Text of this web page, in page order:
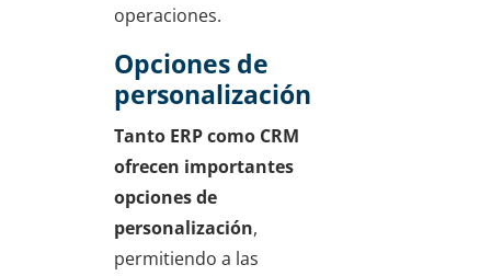
operaciones.
Opciones de
personalización
Tanto ERP como CRM
ofrecen importantes
opciones de
personalización,
permitiendo a las